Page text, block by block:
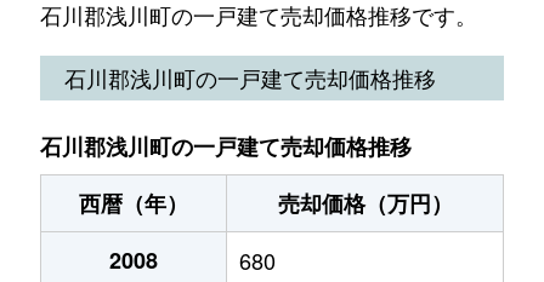
石川郡浅川町の一戸建て売却価格推移です。
石川郡浅川町の一戸建て売却価格推移
石川郡浅川町の一戸建て売却価格推移
西暦（年）
売却価格（万円）
2008
680